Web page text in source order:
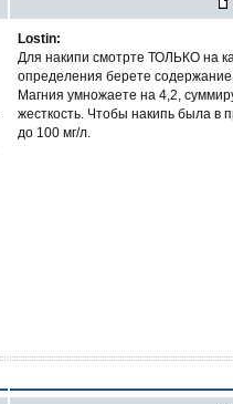
Lostin:
Для накипи смотрте ТОЛЬКО на
определения берете
Магния умножаете на 4,2,
жесткость. Чтобы накипь была в
до 100 мг/л.